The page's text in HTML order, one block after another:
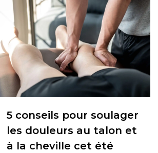
5 conseils pour soulager
les douleurs au talon et
à la cheville cet été